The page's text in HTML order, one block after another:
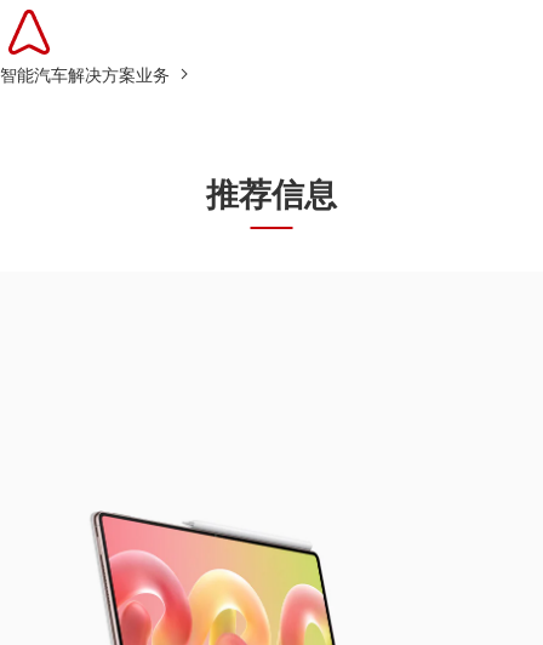
智能汽车解决方案业务
推荐信息